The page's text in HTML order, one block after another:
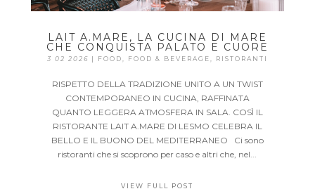
LAIT A.MARE, LA CUCINA DI MARE
CHE CONQUISTA PALATO E CUORE
3 02 2026 | FOOD FOOD & BEVERAGE RISTORANTI
RISPETTO DELLA TRADIZIONE UNITO A UN TWIST
CONTEMPORANEO IN CUCINA, RAFFINATA
QUANTO LEGGERA ATMOSFERA IN SALA. COSÌ IL
RISTORANTE LAIT A.MARE DI LESMO CELEBRA IL
BELLO E IL BUONO DEL MEDITERRANEO Ci sono
ristoranti che si scoprono per caso e altri che, nel...
VIEW FULL POST